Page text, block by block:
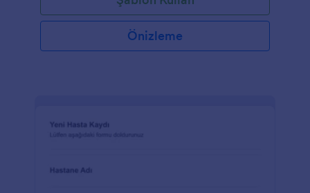
Önizleme